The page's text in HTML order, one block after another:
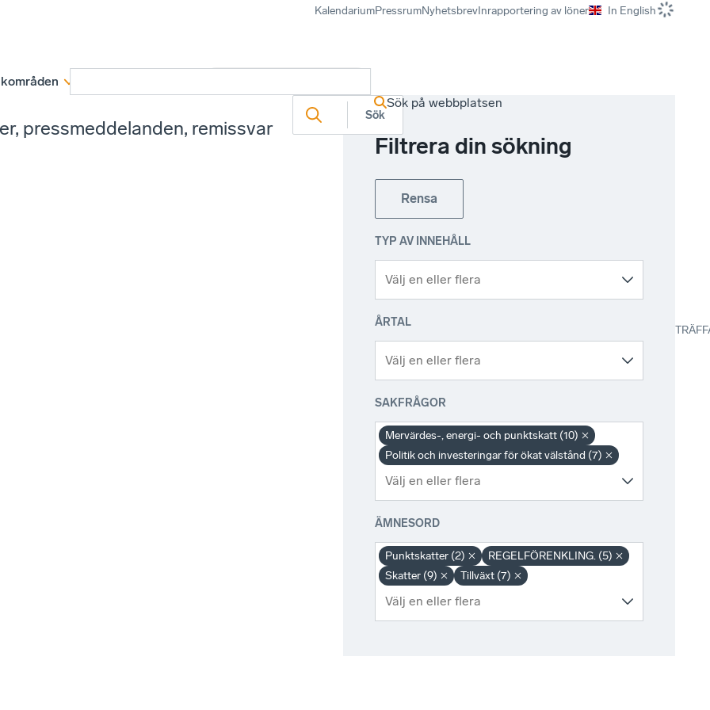
KalendariumPressrumNyhetsbrevInrapportering av löner In English
Sök på webbplatsen
pressmeddelanden, remissvar
Filtrera din sökning
Rensa
TYP AV INNEHÅLL
ÅRTAL
SAKFRÅGOR
Mervärdes-, energi- och punktskatt (10)
Politik och investeringar för ökat välstånd (7)
ÄMNESORD
Punktskatter (2)
REGELFÖRENKLING. (5)
Skatter (9)
Tillväxt (7)
Sök